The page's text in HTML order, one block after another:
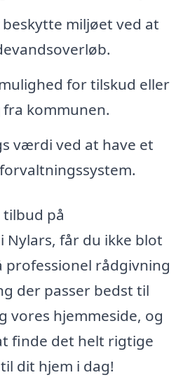
miljøet ved at
for tilskud eller
kommunen.
værdi ved at have et
på
får du ikke blot
professionel rådgivning
der passer bedst til
vores hjemmeside, og
finde det helt rigtige
dit hjem i dag!